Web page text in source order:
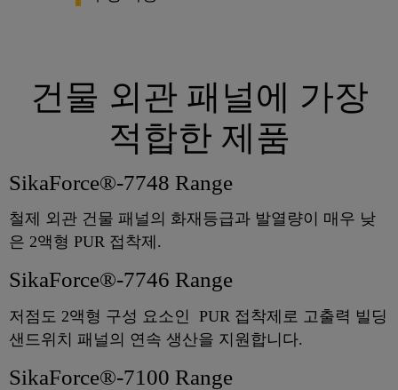
건물 외관 패널에 가장
적합한 제품
SikaForce®-7748 Range
철제 외관 건물 패널의 화재등급과 발열량이 매우 낮
은 2액형 PUR 접착제.
SikaForce®-7746 Range
저점도 2액형 구성 요소인 PUR 접착제로 고출력 빌딩
샌드위치 패널의 연속 생산을 지원합니다.
SikaForce®-7100 Range